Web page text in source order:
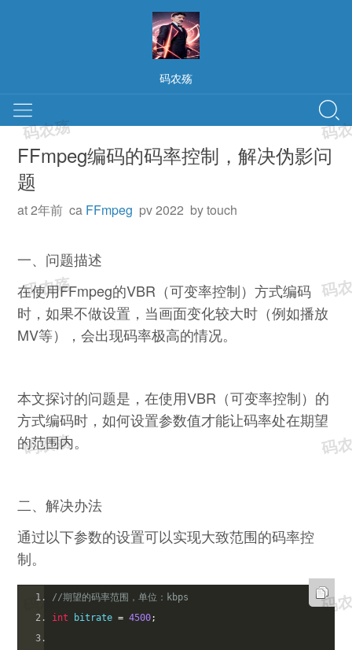
码农殇
FFmpeg编码的码率控制，解决伪影问
题
at 2年前 ca FFmpeg pv 2022 by touch
一、问题描述
在使用FFmpeg的VBR（可变率控制）方式编码
时，如果不做设置，当画面变化较大时（例如播放
MV等），会出现码率极高的情况。
本文探讨的问题是，在使用VBR（可变率控制）的
方式编码时，如何设置参数值才能让码率处在期望
的范围内。
二、解决办法
通过以下参数的设置可以实现大致范围的码率控
制。
//期望的码率范围，单位：kbps
int
bitrate = 4500;